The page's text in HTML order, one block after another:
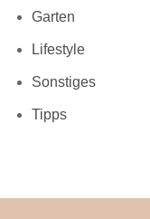
Garten
Lifestyle
Sonstiges
Tipps